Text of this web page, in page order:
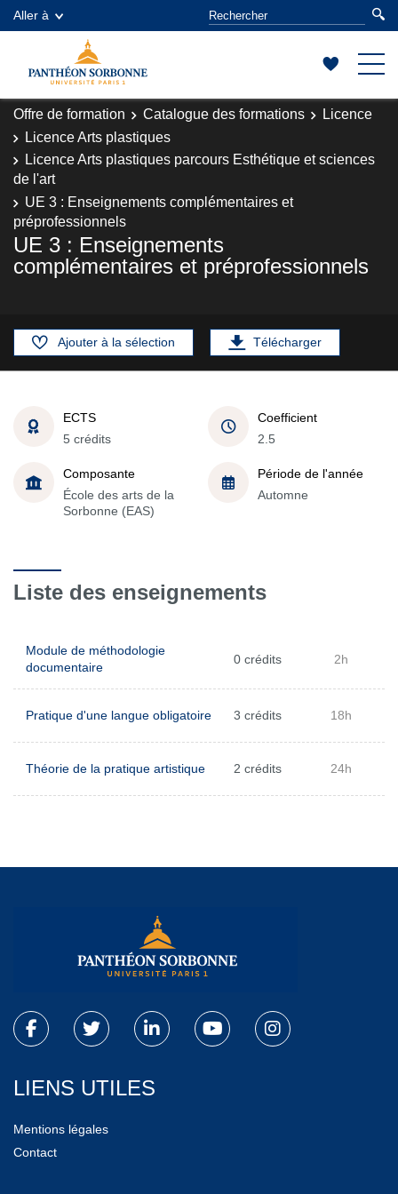
Aller à
Offre de formation Catalogue des formations
Licence
Licence Arts plastiques
Licence Arts plastiques parcours Esthétique et sciences
de l'art
UE 3 : Enseignements complémentaires et
préprofessionnels
UE 3 : Enseignements
complémentaires et préprofessionnels
Ajouter à la sélection Télécharger
ECTS
5 crédits
Coefficient
2.5
Composante
École des arts de la
Sorbonne (EAS)
Période de l'année
Automne
Liste des enseignements
Module de méthodologie
documentaire
0 crédits 2h
Pratique d'une langue obligatoire 3 crédits 18h
Théorie de la pratique artistique 2 crédits 24h
LIENS UTILES
Mentions légales
Contact